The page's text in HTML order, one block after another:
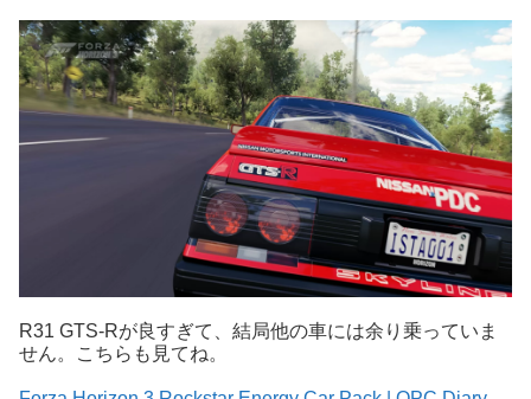
R31 GTS-Rが良すぎて、結局他の車には余り乗っていま
せん。こちらも見てね。